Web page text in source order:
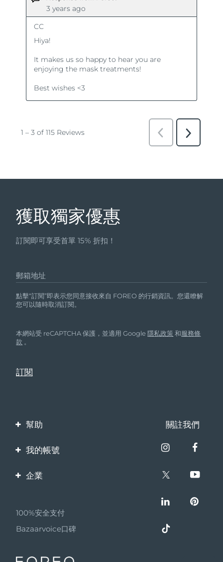
獲取獨家優惠
訂閱即可享受首單 15% 折扣！
郵箱地址
點擊“訂閱”即表示您同意接收來自 FOREO 的行銷資訊。您還瞭解
您可以隨時取消訂閱。
本網站受 reCAPTCHA 保護，並適用 Google隱私政策 和服務條
款 。
幫助
聯繫我們
保修與退換貨
關註我們
我的帳號
產品註冊
企業
夥伴計畫
聯盟新聞
100%安全支付
Bazaarvoice口碑